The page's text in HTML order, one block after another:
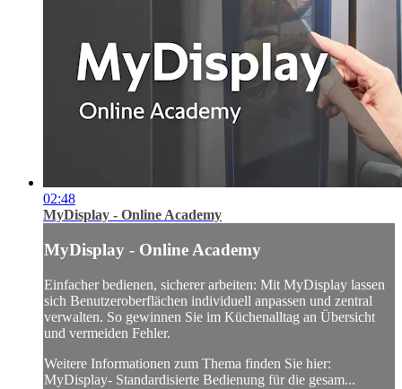
02:48
MyDisplay - Online Academy
MyDisplay - Online Academy
Einfacher bedienen, sicherer arbeiten: Mit MyDisplay lassen
sich Benutzeroberflächen individuell anpassen und zentral
verwalten. So gewinnen Sie im Küchenalltag an Übersicht
und vermeiden Fehler.
Weitere Informationen zum Thema finden Sie hier:
MyDisplay- Standardisierte Bedienung für die gesam...